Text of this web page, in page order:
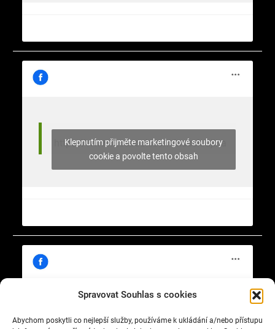
Spravovat Souhlas s cookies
Abychom poskytli co nejlepší služby, používáme k ukládání a/nebo přístupu
https://www.facebook.com/nasekrajina
Klepnutím přijměte marketingové soubory
cookie a povolte tento obsah
Klepnutím přijměte marketingové soubory